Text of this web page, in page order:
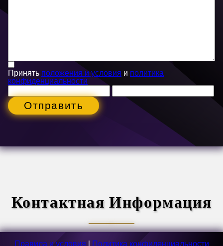
Принять положения и условия и политика
конфиденциальности
Отправить
Контактная Информация
Правила и условия | Политика конфиденциальности